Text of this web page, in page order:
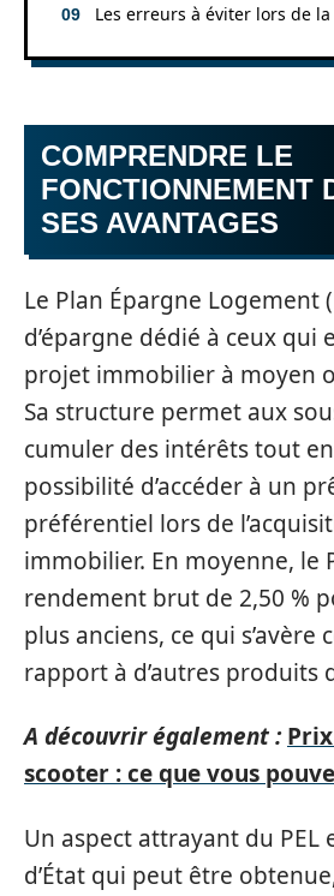
Les erreurs à éviter lors de la
COMPRENDRE LE
FONCTIONNEMENT
SES AVANTAGES
Le Plan Épargne Logement
d’épargne dédié à ceux qui
projet immobilier à moyen
Sa structure permet aux
cumuler des intérêts tout
possibilité d’accéder à un
préférentiel lors de
immobilier. En moyenne, le
rendement brut de 2,50 %
plus anciens, ce qui
rapport à d’autres produits
A découvrir également :
scooter : ce que vous
Un aspect attrayant du PEL
d’État qui peut être